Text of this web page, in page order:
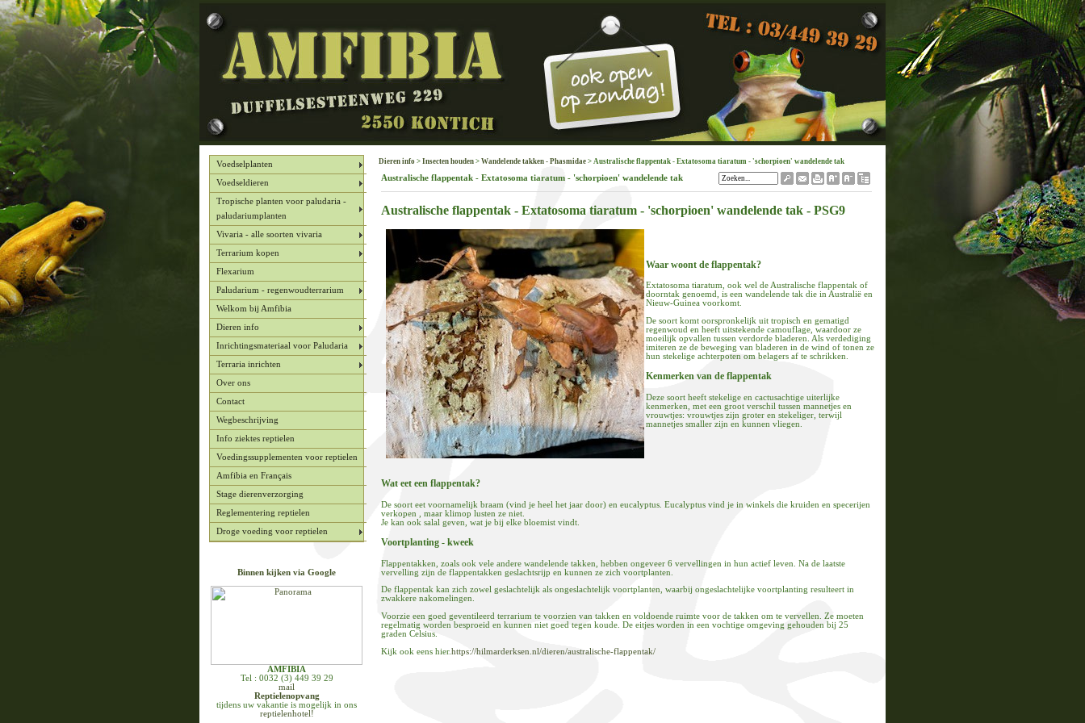
Voedselplanten
Voedseldieren
Tropische planten voor paludaria -
paludariumplanten
Vivaria - alle soorten vivaria
Terrarium kopen
Flexarium
Paludarium - regenwoudterrarium
Welkom bij Amfibia
Dieren info
Inrichtingsmateriaal voor Paludaria
Terraria inrichten
Over ons
Contact
Wegbeschrijving
Info ziektes reptielen
Voedingssupplementen voor reptielen
Amfibia en Français
Stage dierenverzorging
Reglementering reptielen
Droge voeding voor reptielen
Binnen kijken via Google
AMFIBIA
Tel : 0032 (3) 449 39 29
mail
Reptielenopvang
tijdens uw vakantie is mogelijk in ons
reptielenhotel!
Dieren info > Insecten houden > Wandelende takken - Phasmidae > Australische flappentak - Extatosoma tiaratum - 'schorpioen' wandelende tak
Australische flappentak - Extatosoma tiaratum - 'schorpioen' wandelende tak
Australische flappentak - Extatosoma tiaratum - 'schorpioen' wandelende tak - PSG9
Waar woont de flappentak?
Extatosoma tiaratum, ook wel de Australische flappentak of
doorntak genoemd, is een wandelende tak die in Australië en
Nieuw-Guinea voorkomt.
De soort komt oorspronkelijk uit tropisch en gematigd
regenwoud en heeft uitstekende camouflage, waardoor ze
moeilijk opvallen tussen verdorde bladeren. Als verdediging
imiteren ze de beweging van bladeren in de wind of tonen ze
hun stekelige achterpoten om belagers af te schrikken.
Kenmerken van de flappentak
Deze soort heeft stekelige en cactusachtige uiterlijke
kenmerken, met een groot verschil tussen mannetjes en
vrouwtjes: vrouwtjes zijn groter en stekeliger, terwijl
mannetjes smaller zijn en kunnen vliegen.
Wat eet een flappentak?
De soort eet voornamelijk braam (vind je heel het jaar door) en eucalyptus. Eucalyptus vind je in winkels die kruiden en specerijen
verkopen , maar klimop lusten ze niet.
Je kan ook salal geven, wat je bij elke bloemist vindt.
Voortplanting - kweek
Flappentakken, zoals ook vele andere wandelende takken, hebben ongeveer 6 vervellingen in hun actief leven. Na de laatste
vervelling zijn de flappentakken geslachtsrijp en kunnen ze zich voortplanten.
De flappentak kan zich zowel geslachtelijk als ongeslachtelijk voortplanten, waarbij ongeslachtelijke voortplanting resulteert in
zwakkere nakomelingen.
Voorzie een goed geventileerd terrarium te voorzien van takken en voldoende ruimte voor de takken om te vervellen. Ze moeten
regelmatig worden besproeid en kunnen niet goed tegen koude. De eitjes worden in een vochtige omgeving gehouden bij 25
graden Celsius.
Kijk ook eens hier.https://hilmarderksen.nl/dieren/australische-flappentak/